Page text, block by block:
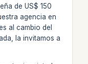
de US$ 150
agencia en
al cambio del
la invitamos a